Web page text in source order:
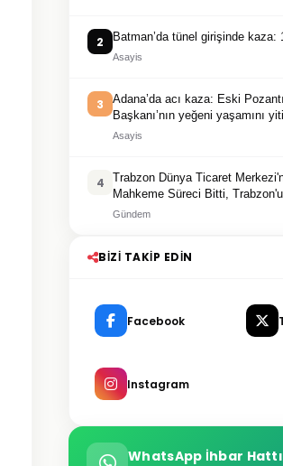
2 Batman’da tünel girişinde kaza:
Asayis
3
Adana’da acı kaza: Eski
Başkanı’nın yeğeni yaşamını
Asayis
4
Trabzon Dünya Ticaret
Mahkeme Süreci Bitti,
Zaman Tamamlanacak?
Gündem
BIZI TAKIP EDIN
Facebook
Instagram
WhatsApp İhbar Hattı